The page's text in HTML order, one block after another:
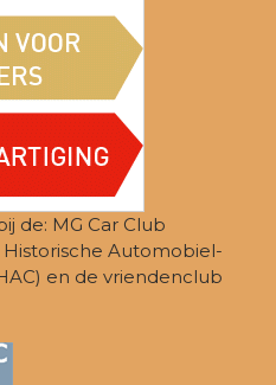
de: MG Car Club
Automobiel-
en de vriendenclub